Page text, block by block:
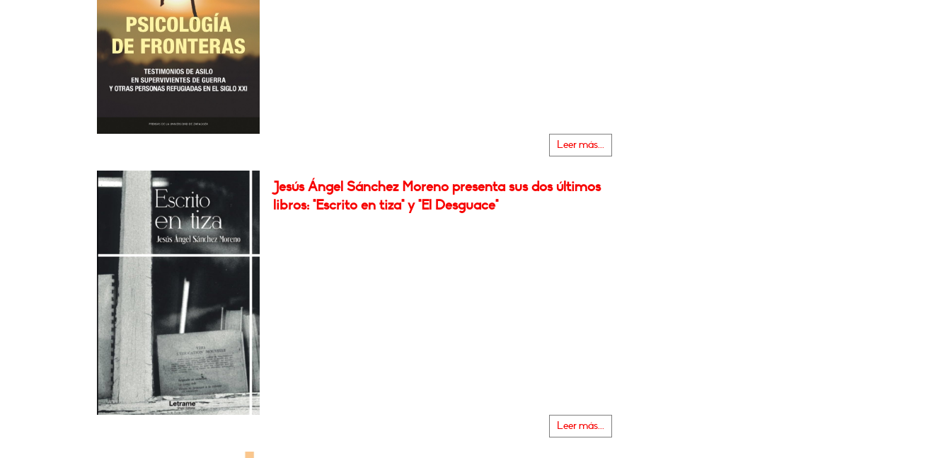
Leer más...
Jesús Ángel Sánchez Moreno presenta sus dos últimos
libros: "Escrito en tiza" y "El Desguace"
Leer más...